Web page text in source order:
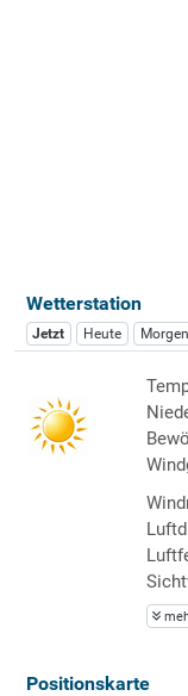
Wetterstation
Jetzt Heute Morgen
Positionskarte